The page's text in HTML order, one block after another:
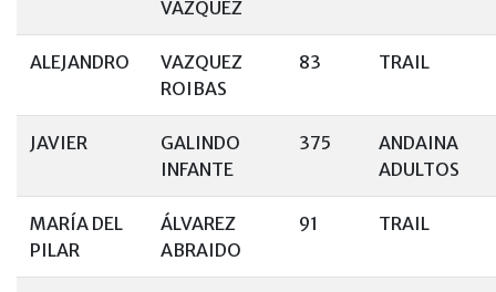
VÁZQUEZ
ALEJANDRO
VAZQUEZ
ROIBAS
83 TRAIL
JAVIER
GALINDO
INFANTE
375
ANDAINA
ADULTOS
MARÍA DEL
PILAR
ÁLVAREZ
ABRAIDO
91 TRAIL